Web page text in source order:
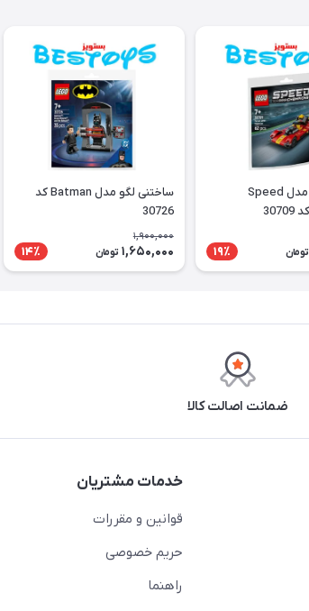
ساختنی لگو مدل Speed
تومان 19٪
ساختنی لگو مدل Batman کد
30726
1,900,000
1,650,000 تومان 14٪
ضمانت اصالت کالا
خدمات مشتریان
قوانین و مقررات
حریم خصوصی
راهنما